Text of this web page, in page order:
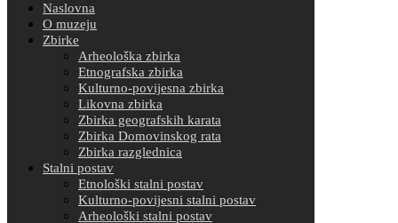
Naslovna
O muzeju
Zbirke
Arheološka zbirka
Etnografska zbirka
Kulturno-povijesna zbirka
Likovna zbirka
Zbirka geografskih karata
Zbirka Domovinskog rata
Zbirka razglednica
Stalni postav
Etnološki stalni postav
Kulturno-povijesni stalni postav
Arheološki stalni postav